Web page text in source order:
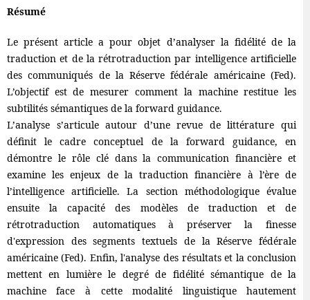
Résumé
Le présent article a pour objet d’analyser la fidélité de la
traduction et de la rétrotraduction par intelligence artificielle
des communiqués de la Réserve fédérale américaine (Fed).
L’objectif est de mesurer comment la machine restitue les
subtilités sémantiques de la forward guidance.
L’analyse s’articule autour d’une revue de littérature qui
définit le cadre conceptuel de la forward guidance, en
démontre le rôle clé dans la communication financière et
examine les enjeux de la traduction financière à l’ère de
l’intelligence artificielle. La section méthodologique évalue
ensuite la capacité des modèles de traduction et de
rétrotraduction automatiques à préserver la finesse
d'expression des segments textuels de la Réserve fédérale
américaine (Fed). Enfin, l'analyse des résultats et la conclusion
mettent en lumière le degré de fidélité sémantique de la
machine face à cette modalité linguistique hautement